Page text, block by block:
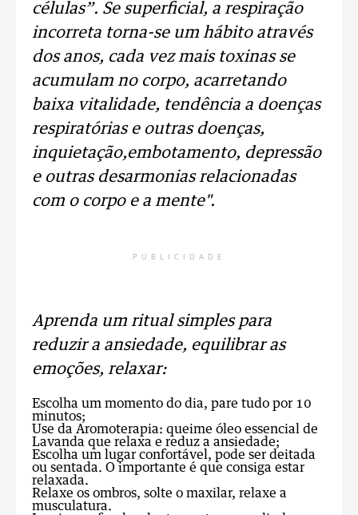
células”. Se superficial, a respiração
incorreta torna-se um hábito através
dos anos, cada vez mais toxinasse
acumulam no corpo, acarretando
baixa vitalidade, tendência a doenças
respiratórias e outras doenças,
inquietação,embotamento, depressão
e outras desarmonias relacionadas
com o corpoe a mente".
PUBLICIDADE
Aprenda um ritual simples para
reduzir a ansiedade, equilibrar as
emoções, relaxar:
Escolha um momento do dia, pare tudo por 10
minutos;
Use da Aromoterapia: queime óleo essencial de
Lavanda que relaxa e reduz a ansiedade;
Escolha um lugar confortável, pode ser deitada
ou sentada. O importante é que consiga estar
relaxada.
Relaxe os ombros, solte o maxilar, relaxe a
musculatura.